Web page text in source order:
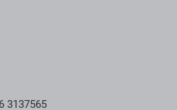
3137565